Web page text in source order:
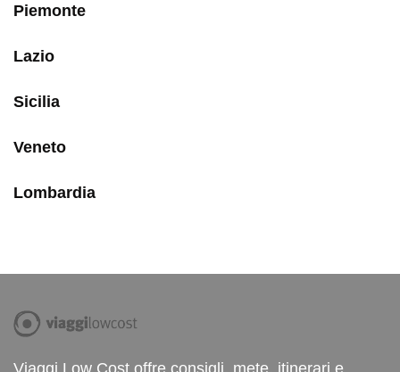
Piemonte
Lazio
Sicilia
Veneto
Lombardia